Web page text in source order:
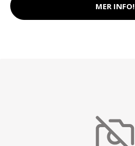
MER INFO!